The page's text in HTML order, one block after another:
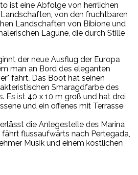
ist eine Abfolge von herrlichen
von den fruchtbaren
Landschaften von Bibione und
Lagune, die durch Stille
der neue Ausflug der Europa
man an Bord des eleganten
fährt. Das Boot hat seinen
Smaragdfarbe des
Es ist 40 x 10 m groß und hat drei
und ein offenes mit Terrasse
die Anlegestelle des Marina
flussaufwärts nach Pertegada,
Musik und einem köstlichen